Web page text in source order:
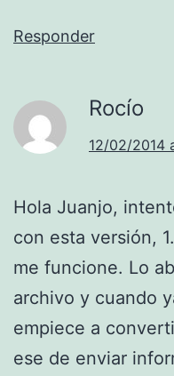
Responder
Rocío
12/02/2014
Hola Juanjo,
con esta versión,
me funcione. Lo
archivo y cuando
empiece a
ese de enviar